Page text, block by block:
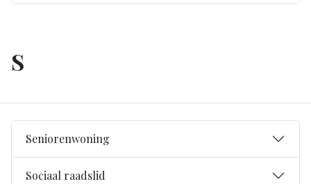
cookiebeleid
S
Seniorenwoning
Sociaal raadslid